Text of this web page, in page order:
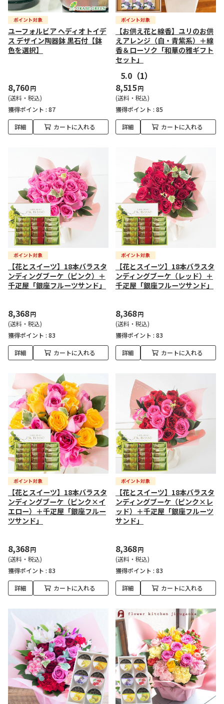
ユーフォルビア ヘディオトイデ
ス デザイン陶器鉢 黒石付【鉢
色を選択】
8,760円
(送料・税込)
獲得ポイント : 87
詳細 カートに入れる
【お供え花と線香】ユリのお供
えアレンジ（白・青紫系）＋線
香＆ローソク「和華の雅ギフト
セット」
5.0 （1）
8,515円
(送料・税込)
獲得ポイント : 85
詳細 カートに入れる
【花とスイーツ】18本バラスタ
ンディングブーケ（ピンク）＋
千疋屋「銀座フルーツサンド」
8,368円
(送料・税込)
獲得ポイント : 83
詳細 カートに入れる
【花とスイーツ】18本バラスタ
ンディングブーケ（レッド）＋
千疋屋「銀座フルーツサンド」
8,368円
(送料・税込)
獲得ポイント : 83
詳細 カートに入れる
【花とスイーツ】18本バラスタ
ンディングブーケ（ピンク×イ
エロー）＋千疋屋「銀座フルー
ツサンド」
8,368円
(送料・税込)
獲得ポイント : 83
詳細 カートに入れる
【花とスイーツ】18本バラスタ
ンディングブーケ（ピンク×レ
ッド）＋千疋屋「銀座フルーツ
サンド」
8,368円
(送料・税込)
獲得ポイント : 83
詳細 カートに入れる